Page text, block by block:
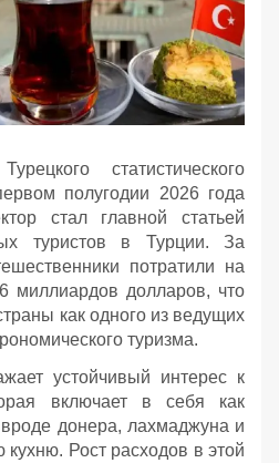
статистического
полугодии 2026 года
стал главной статьей
туристов в Турции. За
потратили на
миллиардов долларов, что
как одного из ведущих
туризма.
устойчивый интерес к
включает в себя как
донера, лахмаджуна и
Рост расходов в этой